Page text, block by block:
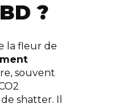
?
la fleur de
souvent
shatter. Il